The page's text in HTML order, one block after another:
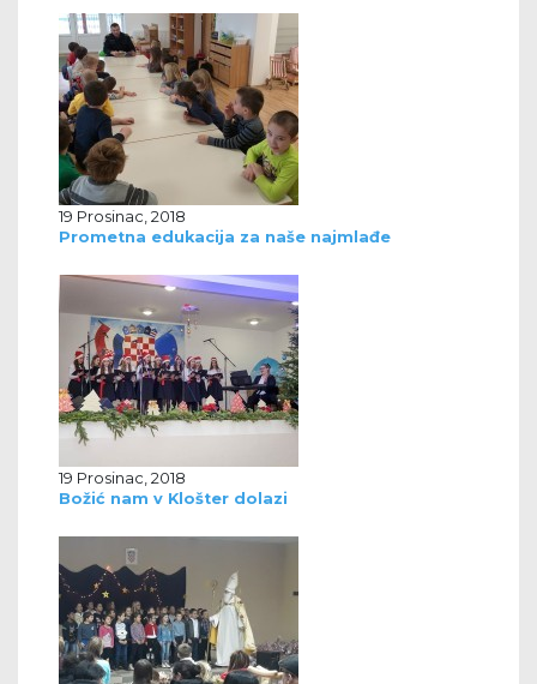
19 Prosinac, 2018
Prometna edukacija za naše najmlađe
19 Prosinac, 2018
Božić nam v Klošter dolazi